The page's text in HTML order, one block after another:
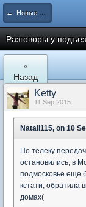
← Новые Водники
Разговоры у
«
Назад
Ketty
11 Sep 2015
Natali115, on 10
По телеку
остановились, в
подмосковье еще
кстати, обратила
домах(